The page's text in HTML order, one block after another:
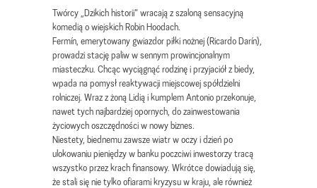
Twórcy „Dzikich historii” wracają z szaloną sensacyjną
komedią o wiejskich Robin Hoodach.
Fermín, emerytowany gwiazdor piłki nożnej (Ricardo Darín),
prowadzi stację paliw w sennym prowincjonalnym
miasteczku. Chcąc wyciągnąć rodzinę i przyjaciół z biedy,
wpada na pomysł reaktywacji miejscowej spółdzielni
rolniczej. Wraz z żoną Lidią i kumplem Antonio przekonuje,
nawet tych najbardziej opornych, do zainwestowania
życiowych oszczędności w nowy biznes.
Niestety, biednemu zawsze wiatr w oczy i dzień po
ulokowaniu pieniędzy w banku poczciwi inwestorzy tracą
wszystko przez krach finansowy. Wkrótce dowiadują się,
że stali się nie tylko ofiarami kryzysu w kraju, ale również